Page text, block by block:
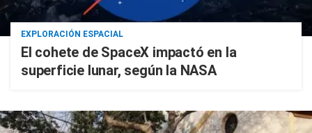
EXPLORACIÓN ESPACIAL
El cohete de SpaceX impactó en la
superficie lunar, según la NASA